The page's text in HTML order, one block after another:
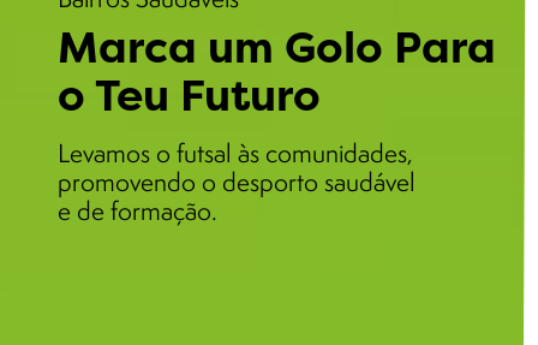
Marca um Golo Para
o Teu Futuro
Levamos o futsal às comunidades,
promovendo o desporto saudável
e de formação.